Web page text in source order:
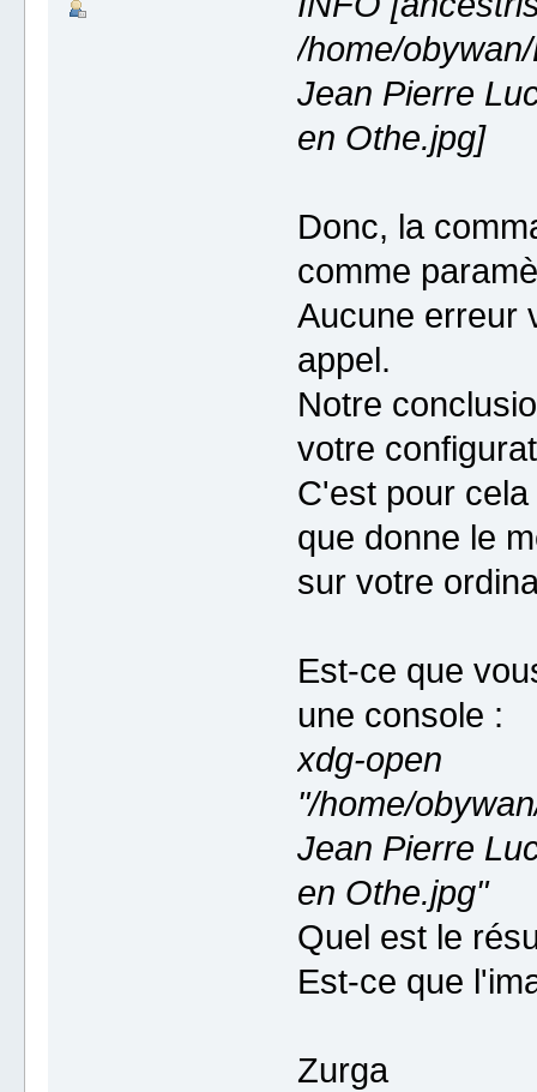
/home/
Jean Pierre
en Othe.jpg]
Donc, la
comme
Aucune erreur
appel.
Notre
votre
C'est pour
que donne le
sur votre
Est-ce que
une console :
xdg-open
"/home/
Jean Pierre
en Othe.jpg"
Quel est le
Est-ce que
Zurga